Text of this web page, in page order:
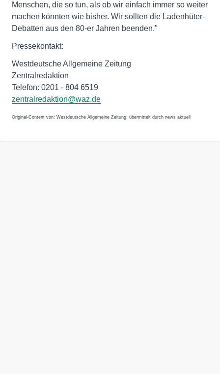
Menschen, die so tun, als ob wir einfach immer so weiter
machen könnten wie bisher. Wir sollten die Ladenhüter-
Debatten aus den 80-er Jahren beenden."
Pressekontakt:
Westdeutsche Allgemeine Zeitung
Zentralredaktion
Telefon: 0201 - 804 6519
zentralredaktion@waz.de
Original-Content von: Westdeutsche Allgemeine Zeitung, übermittelt durch news aktuell